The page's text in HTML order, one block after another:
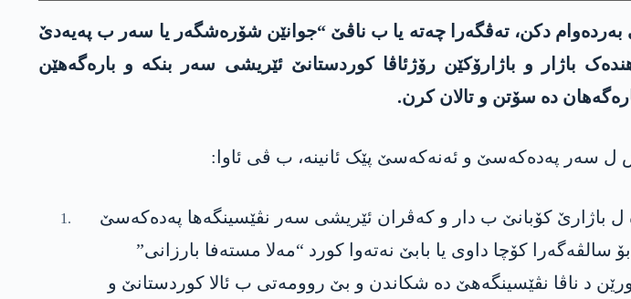
دکن، تەڤگەرا چەتە یا ب ناڤێ “جوانێن شۆرەشگەر یا سەر ب پەیەدێ
فەرمانا ژ قەندیلێ وەردگرە، د مەها 3/2024 دە ل هندەک باژار و باژارۆکێن رۆژئاڤا کوردستانێ ئێریشی سەر بنکە و بارەگەهێن
دە سۆتن و تالان کرن.
ژ ئەندامێن چەتەیێن ب ناڤێ “جوانێن شۆرەشگەر” د 1/3/2024 دە ل باژارێ کۆبانێ ب دار و کەڤران ئێریشی سەر نڤێسینگەها پەدەکەسێ
کۆچا داوی یا بابێ نەتەوا کورد “مەلا مستەفا بارزانی”
د ناڤا نڤێسینگەهێ دە شکاندن و بێ روومەتی ب ئالا کوردستانێ و